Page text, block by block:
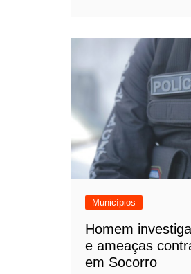
Municípios
Homem
e ameaças
em Socorro